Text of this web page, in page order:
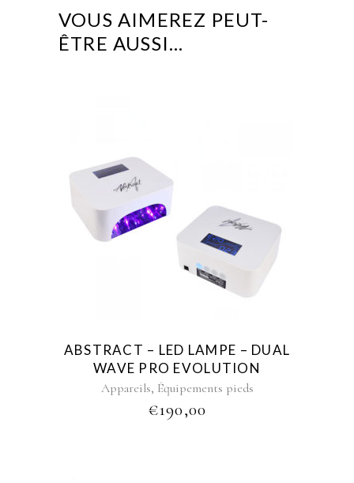
VOUS AIMEREZ PEUT-
ÊTRE AUSSI…
ABSTRACT – LED LAMPE – DUAL
WAVE PRO EVOLUTION
Appareils, Équipements pieds
€190,00